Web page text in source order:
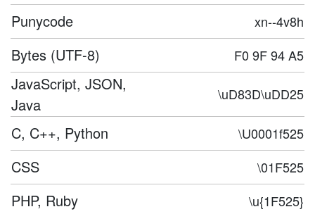
Punycode xn--4v8h
Bytes (UTF-8) F0 9F 94 A5
JavaScript, JSON,
Java
\uD83D\uDD25
C, C++, Python \U0001f525
CSS \01F525
PHP, Ruby \u{1F525}